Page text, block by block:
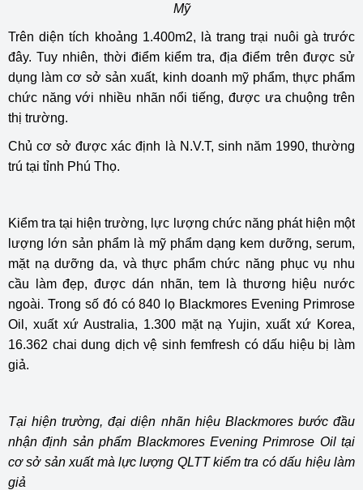
Mỹ
Trên diện tích khoảng 1.400m2, là trang trại nuôi gà trước
đây. Tuy nhiên, thời điểm kiểm tra, địa điểm trên được sử
dụng làm cơ sở sản xuất, kinh doanh mỹ phẩm, thực phẩm
chức năng với nhiều nhãn nổi tiếng, được ưa chuộng trên
thị trường.
Chủ cơ sở được xác định là N.V.T, sinh năm 1990, thường
trú tại tỉnh Phú Thọ.
Kiểm tra tại hiện trường, lực lượng chức năng phát hiện một
lượng lớn sản phẩm là mỹ phẩm dạng kem dưỡng, serum,
mặt nạ dưỡng da, và thực phẩm chức năng phục vụ nhu
cầu làm đẹp, được dán nhãn, tem là thương hiệu nước
ngoài. Trong số đó có 840 lọ Blackmores Evening Primrose
Oil, xuất xứ Australia, 1.300 mặt nạ Yujin, xuất xứ Korea,
16.362 chai dung dịch vệ sinh femfresh có dấu hiệu bị làm
giả.
Tại hiện trường, đại diện nhãn hiệu Blackmores bước đầu
nhận định sản phẩm Blackmores Evening Primrose Oil tại
cơ sở sản xuất mà lực lượng QLTT kiểm tra có dấu hiệu làm
giả